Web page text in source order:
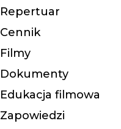
Repertuar
Cennik
Filmy
Dokumenty
Edukacja filmowa
Zapowiedzi